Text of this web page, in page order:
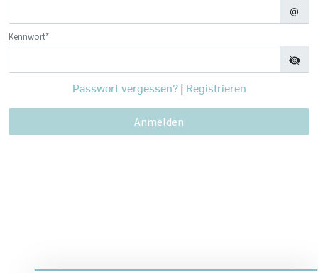
Kennwort*
Passwort vergessen?| Registrieren
Anmelden